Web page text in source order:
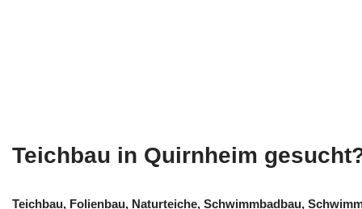
Teichbau in Quirnheim
Teichbau, Folienbau, Naturteiche, Schwimmbadbau,